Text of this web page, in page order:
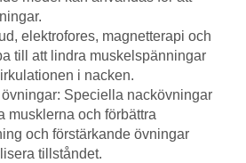
elektrofores, magnetterapi och
till att lindra muskelspänningar
i nacken.
Speciella nackövningar
musklerna och förbättra
och förstärkande övningar
tillståndet.